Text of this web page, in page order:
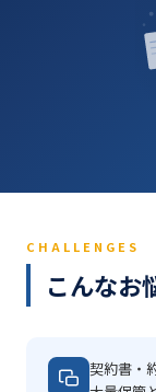
CHALLENGES
こんなお
契約書・